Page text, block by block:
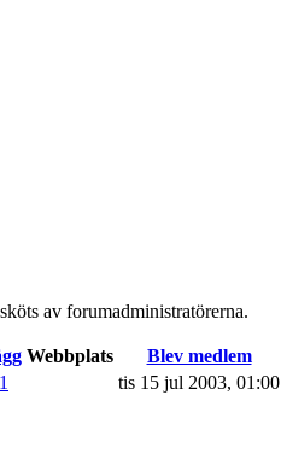
av forumadministratörerna.
Webbplats
Blev medlem
tis 15 jul 2003, 01:00